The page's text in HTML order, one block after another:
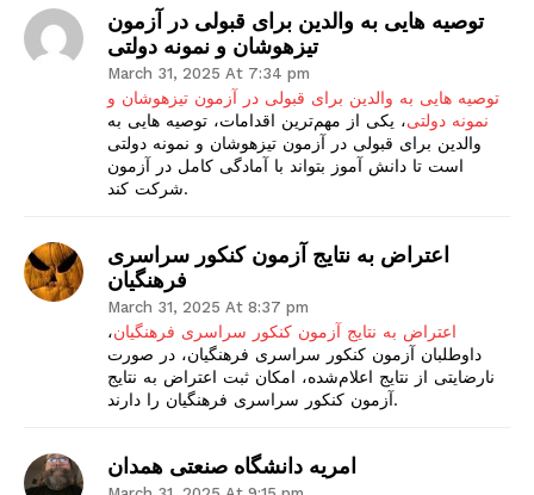
توصیه هایی به والدین برای قبولی در آزمون
تیزهوشان و نمونه دولتی
March 31, 2025 At 7:34 pm
توصیه هایی به والدین برای قبولی در آزمون تیزهوشان و
نمونه دولتی، یکی از مهم‌ترین اقدامات، توصیه هایی به
والدین برای قبولی در آزمون تیزهوشان و نمونه دولتی
است تا دانش آموز بتواند با آمادگی کامل در آزمون
شرکت کند.
اعتراض به نتایج آزمون کنکور سراسری
فرهنگیان
March 31, 2025 At 8:37 pm
اعتراض به نتایج آزمون کنکور سراسری فرهنگیان،
داوطلبان آزمون کنکور سراسری فرهنگیان، در صورت
نارضایتی از نتایج اعلام‌شده، امکان ثبت اعتراض به نتایج
آزمون کنکور سراسری فرهنگیان را دارند.
امریه دانشگاه‌ صنعتی همدان